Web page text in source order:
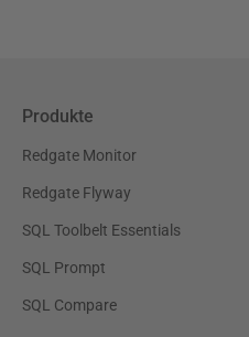
Produkte
Redgate Monitor
Redgate Flyway
SQL Toolbelt Essentials
SQL Prompt
SQL Compare